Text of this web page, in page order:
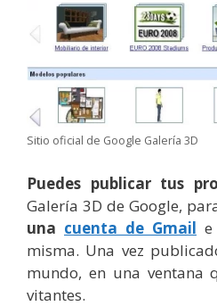
Sitio oficial de Google Galería 3D
Puedes publicar tus
Galería 3D de Google,
una cuenta de Gmail
misma. Una vez
mundo, en una ventana
vitantes.